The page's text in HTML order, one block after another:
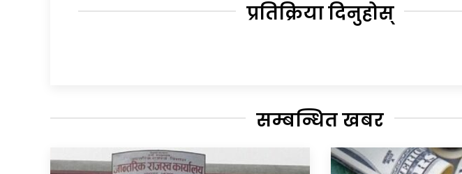
प्रतिक्रिया दिनुहोस्
सम्बन्धित खबर